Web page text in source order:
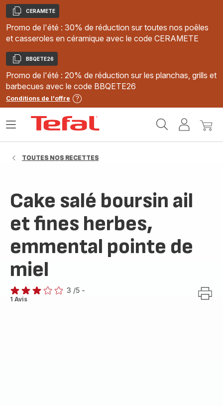
Copier
CERAMETE
Promo de l'été : 30% de réduction sur toutes nos poêles
et casseroles en céramique avec le code CERAMETE
Copier
BBQETE26
Promo de l'été : 20% de réduction sur les planchas, grills et
barbecues avec le code BBQETE26
Conditions de l'offre
MonMon
Ouvrir
TOUTES NOS RECETTES
Cake salé boursin ail
et fines herbes,
emmental pointe de
miel
Avis
3 /5 -
1 Avis